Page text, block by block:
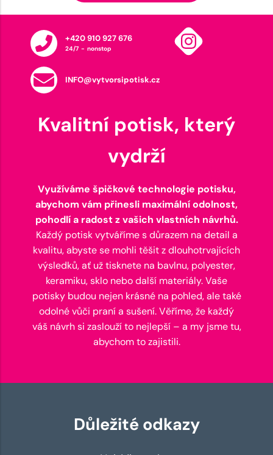
+420 910 927 676
24/7 - nonstop
INFO@vytvorsipotisk.cz
Kvalitní potisk, který
vydrží
Využíváme špičkové technologie potisku,
abychom vám přinesli maximální odolnost,
pohodlí a radost z vašich vlastních návrhů.
Každý potisk vytváříme s důrazem na detail a
kvalitu, abyste se mohli těšit z dlouhotrvajících
výsledků, ať už tisknete na bavlnu, polyester,
keramiku, sklo nebo další materiály. Vaše
potisky budou nejen krásné na pohled, ale také
odolné vůči praní a sušení. Věříme, že každý
váš návrh si zaslouží to nejlepší – a my jsme tu,
abychom to zajistili.
Důležité odkazy